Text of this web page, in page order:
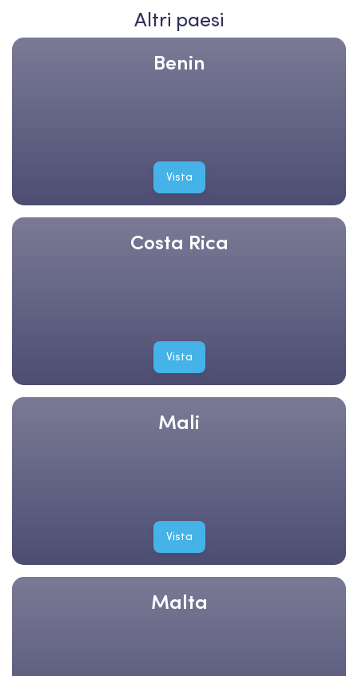
Altri paesi
Benin
Vista
Costa Rica
Vista
Mali
Vista
Malta